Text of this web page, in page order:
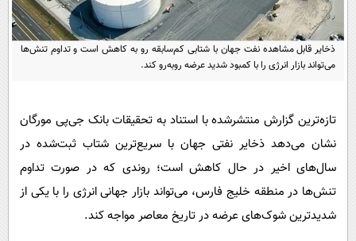
سفر و تفریح
علمی
اخبار کریپتو
گوناگون
سرگرمی
باشگاه مغز
فیلم
اقتصاد
سیاست
سرگرمی
فناوری
عصر ایران 2
داستان کوتاه
پیامک
روانشناسی
آشپزی
ذخایر قابل مشاهده نفت جهان با شتابی کم‌سابقه رو به کاهش است و تداوم تنش‌ها
می‌تواند بازار انرژی را با کمبود شدید عرضه روبه‌رو کند.
تازه‌ترین گزارش منتشرشده با استناد به تحقیقات بانک جی‌پی مورگان
نشان می‌دهد ذخایر نفتی جهان با سریع‌ترین شتاب ثبت‌شده در
سال‌های اخیر در حال کاهش است؛ روندی که در صورت تداوم
تنش‌ها در منطقه خلیج فارس، می‌تواند بازار جهانی انرژی را با یکی از
شدیدترین شوک‌های عرضه در تاریخ معاصر مواجه کند.